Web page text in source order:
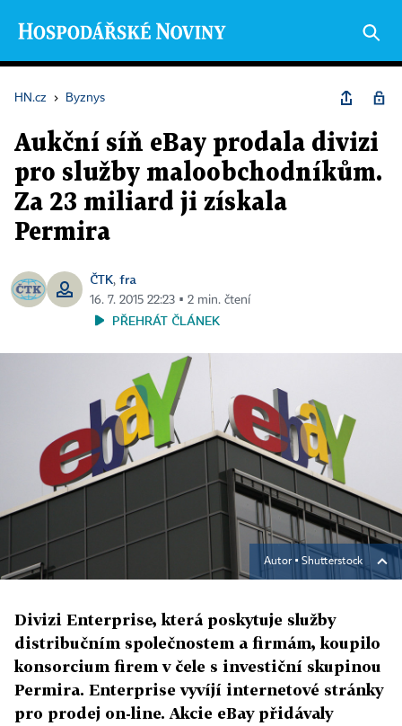
HN.cz › Byznys
Aukční síň eBay prodala divizi
pro služby maloobchodníkům.
Za 23 miliard ji získala
Permira
ČTK, fra
16. 7. 2015 22:23 ▪ 2 min. čtení
PŘEHRÁT ČLÁNEK
Autor ▪ Shutterstock
Divizi Enterprise, která poskytuje služby
distribučním společnostem a firmám, koupilo
konsorcium firem v čele s investiční skupinou
Permira. Enterprise vyvíjí internetové stránky
pro prodej on-line. Akcie eBay přidávaly